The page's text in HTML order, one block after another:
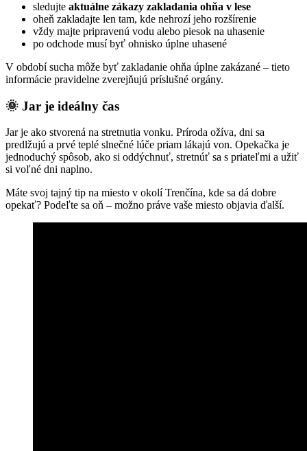
sledujte aktuálne zákazy zakladania ohňa v lese
oheň zakladajte len tam, kde nehrozí jeho rozšírenie
vždy majte pripravenú vodu alebo piesok na uhasenie
po odchode musí byť ohnisko úplne uhasené
V období sucha môže byť zakladanie ohňa úplne zakázané – tieto
informácie pravidelne zverejňujú príslušné orgány.
🌞 Jar je ideálny čas
Jar je ako stvorená na stretnutia vonku. Príroda ožíva, dni sa
predlžujú a prvé teplé slnečné lúče priam lákajú von. Opekačka je
jednoduchý spôsob, ako si oddýchnuť, stretnúť sa s priateľmi a užiť
si voľné dni naplno.
Máte svoj tajný tip na miesto v okolí Trenčína, kde sa dá dobre
opekať? Podeľte sa oň – možno práve vaše miesto objavia ďalší.